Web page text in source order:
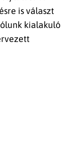
is választ
kialakuló